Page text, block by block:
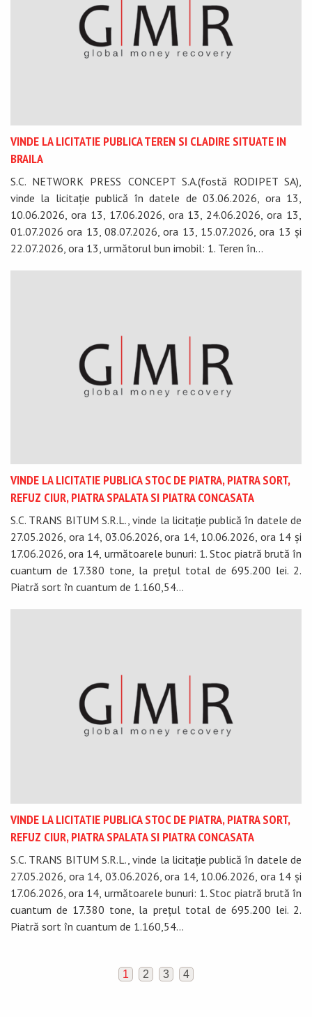
VINDE LA LICITATIE PUBLICA TEREN SI CLADIRE SITUATE IN
BRAILA
S.C. NETWORK PRESS CONCEPT S.A.(fostă RODIPET SA),
vinde la licitație publică în datele de 03.06.2026, ora 13,
10.06.2026, ora 13, 17.06.2026, ora 13, 24.06.2026, ora 13,
01.07.2026 ora 13, 08.07.2026, ora 13, 15.07.2026, ora 13 și
22.07.2026, ora 13, următorul bun imobil: 1. Teren în...
VINDE LA LICITATIE PUBLICA STOC DE PIATRA, PIATRA SORT,
REFUZ CIUR, PIATRA SPALATA SI PIATRA CONCASATA
S.C. TRANS BITUM S.R.L., vinde la licitație publică în datele de
27.05.2026, ora 14, 03.06.2026, ora 14, 10.06.2026, ora 14 și
17.06.2026, ora 14, următoarele bunuri: 1. Stoc piatră brută în
cuantum de 17.380 tone, la prețul total de 695.200 lei. 2.
Piatră sort în cuantum de 1.160,54...
VINDE LA LICITATIE PUBLICA STOC DE PIATRA, PIATRA SORT,
REFUZ CIUR, PIATRA SPALATA SI PIATRA CONCASATA
S.C. TRANS BITUM S.R.L., vinde la licitație publică în datele de
27.05.2026, ora 14, 03.06.2026, ora 14, 10.06.2026, ora 14 și
17.06.2026, ora 14, următoarele bunuri: 1. Stoc piatră brută în
cuantum de 17.380 tone, la prețul total de 695.200 lei. 2.
Piatră sort în cuantum de 1.160,54...
1 2 3 4